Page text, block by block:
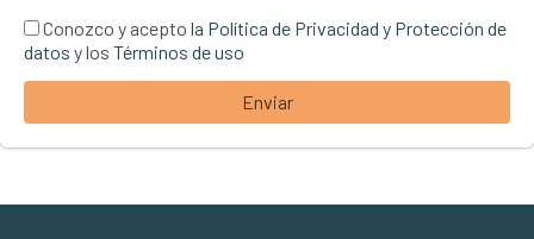
Conozco y acepto la Política de Privacidad y Protección de
datos y los Términos de uso
Enviar